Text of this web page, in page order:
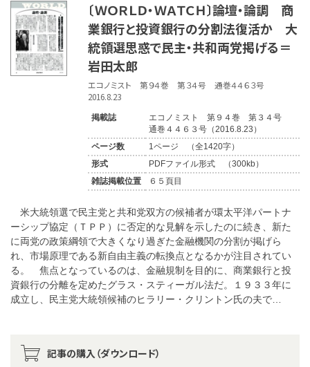
〔ＷＯＲＬＤ・ＷＡＴＣＨ〕論壇・論調 商
業銀行と投資銀行の分割法復活か 大
統領選思惑で民主・共和両党掲げる＝
岩田太郎
エコノミスト 第９４巻 第３４号 通巻４４６３号
2016.8.23
掲載誌
エコノミスト 第９４巻 第３４号
通巻４４６３号（2016.8.23）
ページ数
1ページ （全1420字）
形式
PDFファイル形式 （300kb）
雑誌掲載位置
６５頁目
米大統領選で民主党と共和党双方の候補者が環太平洋パートナ
ーシップ協定（ＴＰＰ）に否定的な見解を示したのに続き、新た
に両党の政策綱領で大きくなり過ぎた金融機関の分割が掲げら
れ、市場原理である新自由主義の転換点となるかが注目されてい
る。 焦点となっているのは、金融規制を目的に、商業銀行と投
資銀行の分離を定めたグラス・スティーガル法だ。１９３３年に
成立し、民主党大統領候補のヒラリー・クリントン氏の夫で…
記事の購入（ダウンロード）